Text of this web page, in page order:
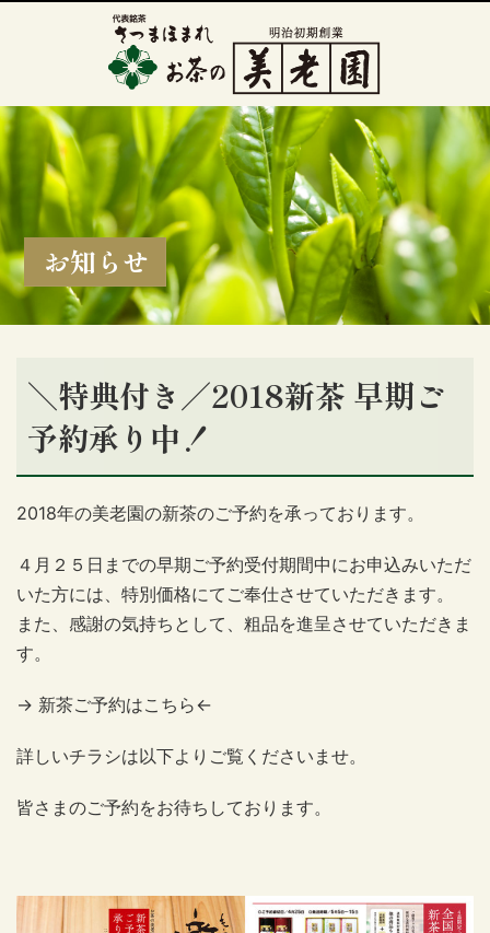
お知らせ
＼特典付き／2018新茶 早期ご
予約承り中！
2018年の美老園の新茶のご予約を承っております。
４月２５日までの早期ご予約受付期間中にお申込みいただ
いた方には、特別価格にてご奉仕させていただきます。
また、感謝の気持ちとして、粗品を進呈させていただきま
す。
→ 新茶ご予約はこちら←
詳しいチラシは以下よりご覧くださいませ。
皆さまのご予約をお待ちしております。